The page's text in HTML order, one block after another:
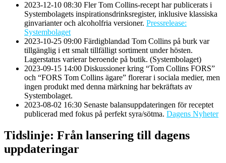
2023-12-10 08:30 Fler Tom Collins-recept har publicerats i
Systembolagets inspirationsdrinksregister, inklusive klassiska
ginvarianter och alcoholfria versioner. Pressrelease:
Systembolaget
2023-10-25 09:00 Färdigblandad Tom Collins på burk var
tillgänglig i ett smalt tillfälligt sortiment under hösten.
Lagerstatus varierar beroende på butik. (Systembolaget)
2023-09-15 14:00 Diskussioner kring “Tom Collins FORS”
och “FORS Tom Collins ägare” florerar i sociala medier, men
ingen produkt med denna märkning har bekräftats av
Systembolaget.
2023-08-02 16:30 Senaste balansuppdateringen för receptet
publicerad med fokus på perfekt syra/sötma. Dagens Nyheter
Tidslinje: Från lansering till dagens
uppdateringar